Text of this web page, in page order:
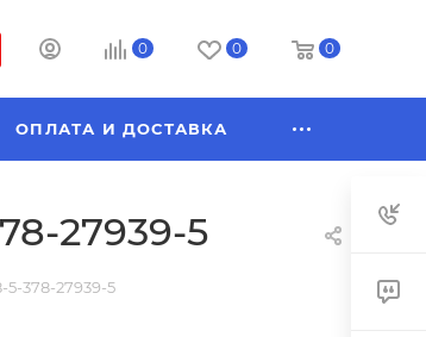
0 0 0
ОПЛАТА И ДОСТАВКА
27939-5
378-27939-5